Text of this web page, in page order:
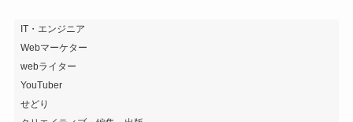
探
す
IT・エンジニア
Webマーケター
webライター
YouTuber
せどり